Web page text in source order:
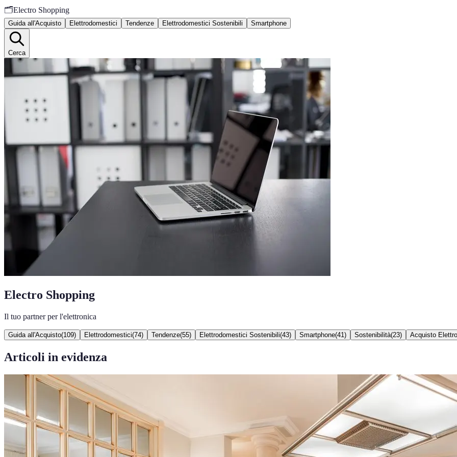
🗂️Electro Shopping
Guida all'Acquisto Elettrodomestici Tendenze Elettrodomestici Sostenibili Smartphone
Cerca
Electro Shopping
Il tuo partner per l'elettronica
Guida all'Acquisto(109) Elettrodomestici(74) Tendenze(55) Elettrodomestici Sostenibili(43) Smartphone(41 ) Sostenibilità(23) Acquisto
Articoli in evidenza